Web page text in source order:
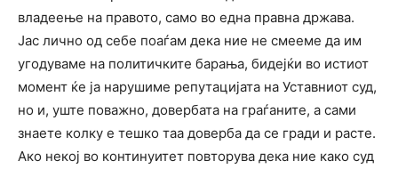
владеење на правото, само во една правна држава.
Јас лично од себе поаѓам дека ние не смееме да им
угодуваме на политичките барања, бидејќи во истиот
момент ќе ја нарушиме репутацијата на Уставниот суд,
но и, уште поважно, довербата на граѓаните, а сами
знаете колку е тешко таа доверба да се гради и расте.
Ако некој во континуитет повторува дека ние како суд